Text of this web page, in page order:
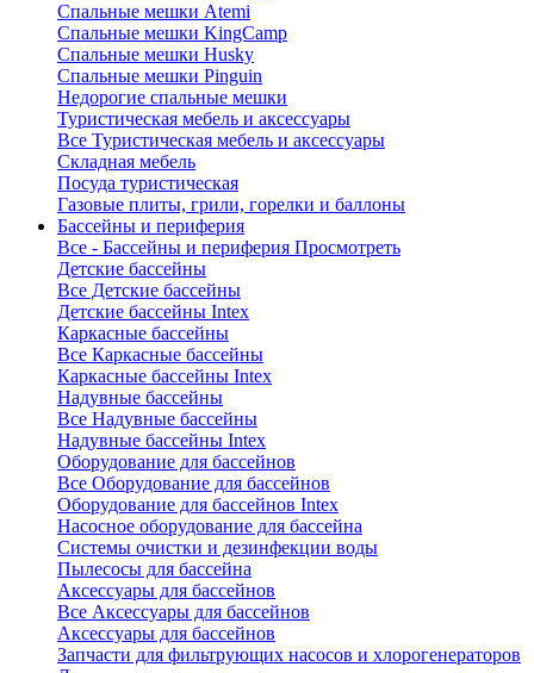
Спальные мешки Atemi
Спальные мешки KingCamp
Спальные мешки Husky
Спальные мешки Pinguin
Недорогие спальные мешки
Туристическая мебель и аксессуары
Все Туристическая мебель и аксессуары
Складная мебель
Посуда туристическая
Газовые плиты, грили, горелки и баллоны
Бассейны и периферия
Все - Бассейны и периферия Просмотреть
Детские бассейны
Все Детские бассейны
Детские бассейны Intex
Каркасные бассейны
Все Каркасные бассейны
Каркасные бассейны Intex
Надувные бассейны
Все Надувные бассейны
Надувные бассейны Intex
Оборудование для бассейнов
Все Оборудование для бассейнов
Оборудование для бассейнов Intex
Насосное оборудование для бассейна
Системы очистки и дезинфекции воды
Пылесосы для бассейна
Аксессуары для бассейнов
Все Аксессуары для бассейнов
Аксессуары для бассейнов
Запчасти для фильтрующих насосов и хлорогенераторов